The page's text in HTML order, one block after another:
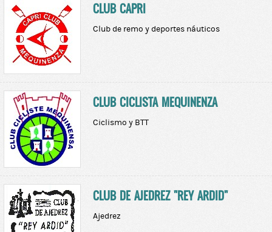
CLUB CAPRI
Club de remo y deportes náuticos
CLUB CICLISTA MEQUINENZA
Ciclismo y BTT
CLUB DE AJEDREZ "REY ARDID"
Ajedrez